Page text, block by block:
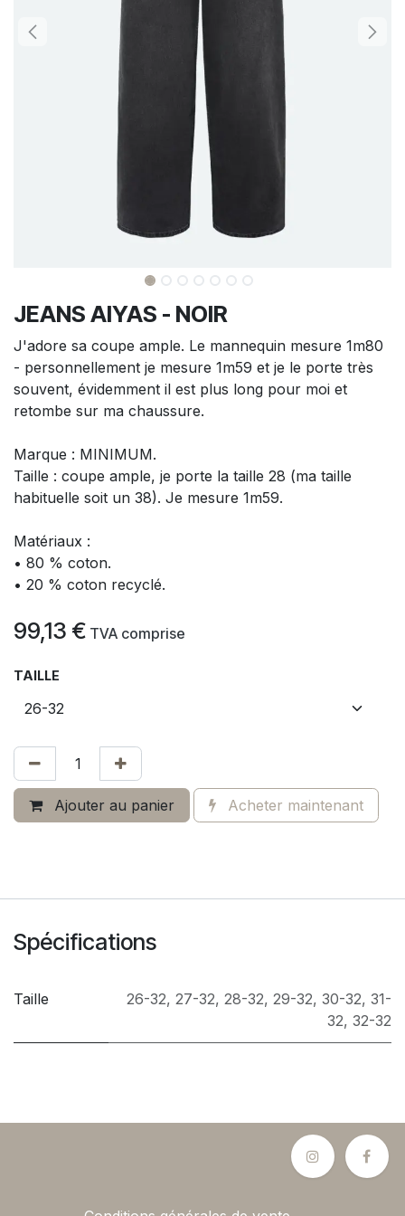
JEANS AIYAS - NOIR
J'adore sa coupe ample. Le mannequin mesure 1m80
- personnellement je mesure 1m59 et je le porte très
souvent, évidemment il est plus long pour moi et
retombe sur ma chaussure.
Marque : MINIMUM.
Taille : coupe ample, je porte la taille 28 (ma taille
habituelle soit un 38). Je mesure 1m59.
Matériaux :
• 80 % coton.
• 20 % coton recyclé.
99,13 € TVA comprise
TAILLE
Ajouter au panier Acheter maintenant
Spécifications
Taille 26-32, 27-32, 28-32, 29-32, 30-32, 31-
32, 32-32